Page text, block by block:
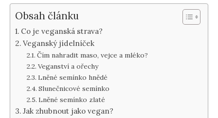
Obsah článku
Co je veganská strava?
Veganský jídelníček
Čím nahradit maso, vejce a mléko?
Veganství a ořechy
Lněné semínko hnědé
Slunečnicové semínko
Lněné semínko zlaté
Jak zhubnout jako vegan?